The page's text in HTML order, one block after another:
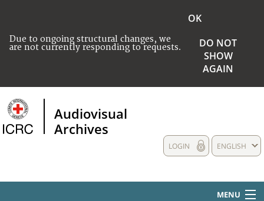
Due to ongoing structural changes, we
are not currently responding to requests.
OK
DO NOT
SHOW
AGAIN
Audiovisual
Archives
ENGLISH
LOGIN
MENU